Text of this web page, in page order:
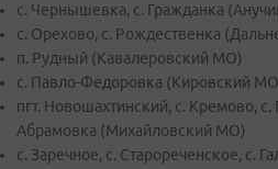
с. Чернышевка, с. Гражданка
с. Орехово, с. Рождественка
п. Рудный (Кавалеровский МО)
с. Павло-Федоровка (Кировский
пгт. Новошахтинский, с. Кремово,
Абрамовка (Михайловский МО)
с. Заречное, с. Старореченское, с.